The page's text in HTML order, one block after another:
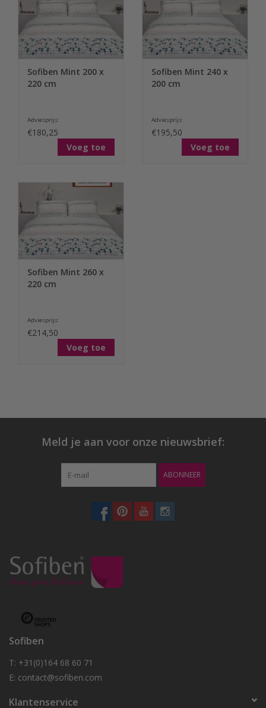
Sofiben Mint 200 x
220 cm
Adviesprijs:
€180,25
Voeg toe
Sofiben Mint 240 x
200 cm
Adviesprijs:
€195,50
Voeg toe
Sofiben Mint 260 x
220 cm
Adviesprijs:
€214,50
Voeg toe
Meld je aan voor onze nieuwsbrief:
ABONNEER
Sofiben
T: +31(0)164 68 60 71
E: contact@sofiben.com
Klantenservice